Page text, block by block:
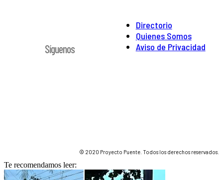
Directorio
Quienes Somos
Aviso de Privacidad
Síguenos
© 2020 Proyecto Puente. Todos los derechos reservados.
Te recomendamos leer: